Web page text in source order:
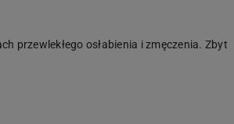
przewlekłego osłabienia i zmęczenia. Zbyt